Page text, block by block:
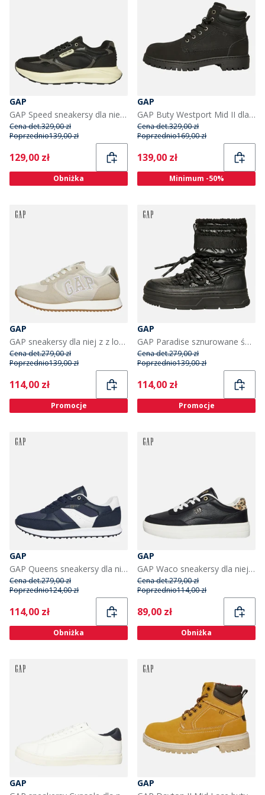
GAP
GAP Speed sneakersy dla niego kolor czarny
Cena det.329,00 zł
Poprzednio139,00 zł
Current
129,00 zł
Obniżka
GAP
GAP Buty Westport Mid II dla niego kolor czarny
Cena det.329,00 zł
Poprzednio169,00 zł
Current
139,00 zł
Minimum -50%
GAP
GAP sneakersy dla niej z z logo Nashville Arch kolor Sand
Cena det.279,00 zł
Poprzednio139,00 zł
Current
114,00 zł
Promocje
GAP
GAP Paradise sznurowane śniegowce dla dziewczynki kolor czarny
Cena det.279,00 zł
Poprzednio139,00 zł
Current
114,00 zł
Promocje
GAP
GAP Queens sneakersy dla niego kolor Navy
Cena det.279,00 zł
Poprzednio124,00 zł
Current
114,00 zł
Obniżka
GAP
GAP Waco sneakersy dla niej kolor Black Leopard
Cena det.279,00 zł
Poprzednio114,00 zł
Current
89,00 zł
Obniżka
GAP
GAP